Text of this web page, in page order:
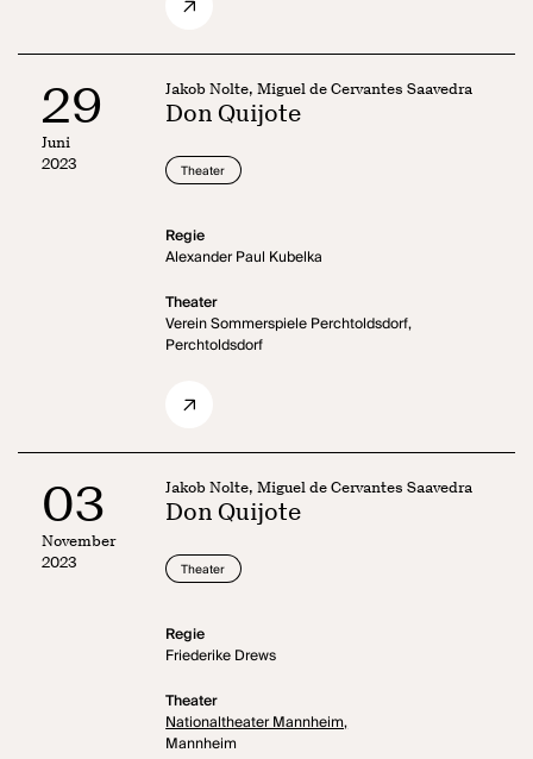
29
Juni
2023
Jakob Nolte, Miguel de Cervantes Saavedra
Don Quijote
Theater
Regie
Alexander Paul Kubelka
Theater
Verein Sommerspiele Perchtoldsdorf,
Perchtoldsdorf
03
November
2023
Jakob Nolte, Miguel de Cervantes Saavedra
Don Quijote
Theater
Regie
Friederike Drews
Theater
Nationaltheater Mannheim,
Mannheim